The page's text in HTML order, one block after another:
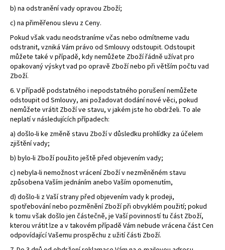
b) na odstranění vady opravou Zboží;
c) na přiměřenou slevu z Ceny.
Pokud však vadu neodstraníme včas nebo odmítneme vadu
odstranit, vzniká Vám právo od Smlouvy odstoupit. Odstoupit
můžete také v případě, kdy nemůžete Zboží řádně užívat pro
opakovaný výskyt vad po opravě Zboží nebo při větším počtu vad
Zboží.
6. V případě podstatného i nepodstatného porušení nemůžete
odstoupit od Smlouvy, ani požadovat dodání nové věci, pokud
nemůžete vrátit Zboží ve stavu, v jakém jste ho obdrželi. To ale
neplatí v následujících případech:
a) došlo-li ke změně stavu Zboží v důsledku prohlídky za účelem
zjištění vady;
b) bylo-li Zboží použito ještě před objevením vady;
c) nebyla-li nemožnost vrácení Zboží v nezměněném stavu
způsobena Vaším jednáním anebo Vaším opomenutím,
d) došlo-li z Vaší strany před objevením vady k prodeji,
spotřebování nebo pozměnění Zboží při obvyklém použití; pokud
k tomu však došlo jen částečně, je Vaší povinností tu část Zboží,
kterou vrátit lze a v takovém případě Vám nebude vrácena část Cen
odpovídající Vašemu prospěchu z užití části Zboží.